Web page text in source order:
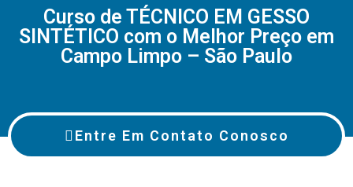
Curso de TÉCNICO EM GESSO
SINTÉTICO com o Melhor Preço em
Campo Limpo – São Paulo
Entre Em Contato Conosco